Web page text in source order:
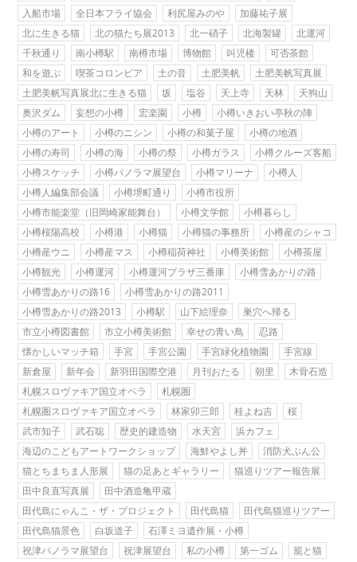
入船市場
全日本フライ協会 利尻屋みのや
加藤祐子展
北に生きる猫
北の猫たち展2013 北一硝子 北海製罐
北運河
千秋通り
南小樽駅 南樽市場 博物館 叫児楼
可否茶館
和を遊ぶ
喫茶コロンビア 土の音 土肥美帆
土肥美帆写真展
土肥美帆写真展北に生きる猫
坂 塩谷 天上寺 天林
天狗山
奥沢ダム
妄想の小樽 宏楽園 小樽
小樽いきおい亭秋の陣
小樽のアート
小樽のニシン 小樽の和菓子屋
小樽の地酒
小樽の寿司
小樽の海 小樽の祭 小樽ガラス
小樽クルーズ客船
小樽スケッチ
小樽パノラマ展望台 小樽マリーナ
小樽人
小樽人編集部会議
小樽堺町通り
小樽市役所
小樽市能楽堂（旧岡崎家能舞台）
小樽文学館
小樽暮らし
小樽桜陽高校
小樽港 小樽猫 小樽猫の事務所
小樽産のシャコ
小樽産ウニ
小樽産マス 小樽稲荷神社 小樽美術館
小樽茶屋
小樽観光
小樽運河 小樽運河プラザ三番庫
小樽雪あかりの路
小樽雪あかりの路16
小樽雪あかりの路2011
小樽雪あかりの路2013
小樽駅 山下絵理奈
巣穴へ帰る
市立小樽図書館
市立小樽美術館 幸せの青い鳥
忍路
懐かしいマッチ箱
手宮 手宮公園 手宮緑化植物園
手宮線
新倉屋
新年会 新羽田国際空港 月刊おたる 朝里
木骨石造
札幌スロヴァキア国立オペラ
札幌圏
札幌圏スロヴァキア国立オペラ
林家卯三郎 桂よね吉
桜
武市知子
武石聡 歴史的建造物 水天宮
浜カフェ
海辺のこどもアートワークショップ
海鮮やよし丼
消防犬ぶん公
猫とちまちま人形展
猫の足あとギャラリー
猫巡りツアー報告展
田中良直写真展
田中酒造亀甲蔵
田代島にゃんこ・ザ・プロジェクト
田代島猫
田代島猫巡りツアー
田代島猫景色
白坂道子
石澤ミヨ遺作展・小樽
祝津パノラマ展望台
祝津展望台 私の小樽 第一ゴム
籠と猫